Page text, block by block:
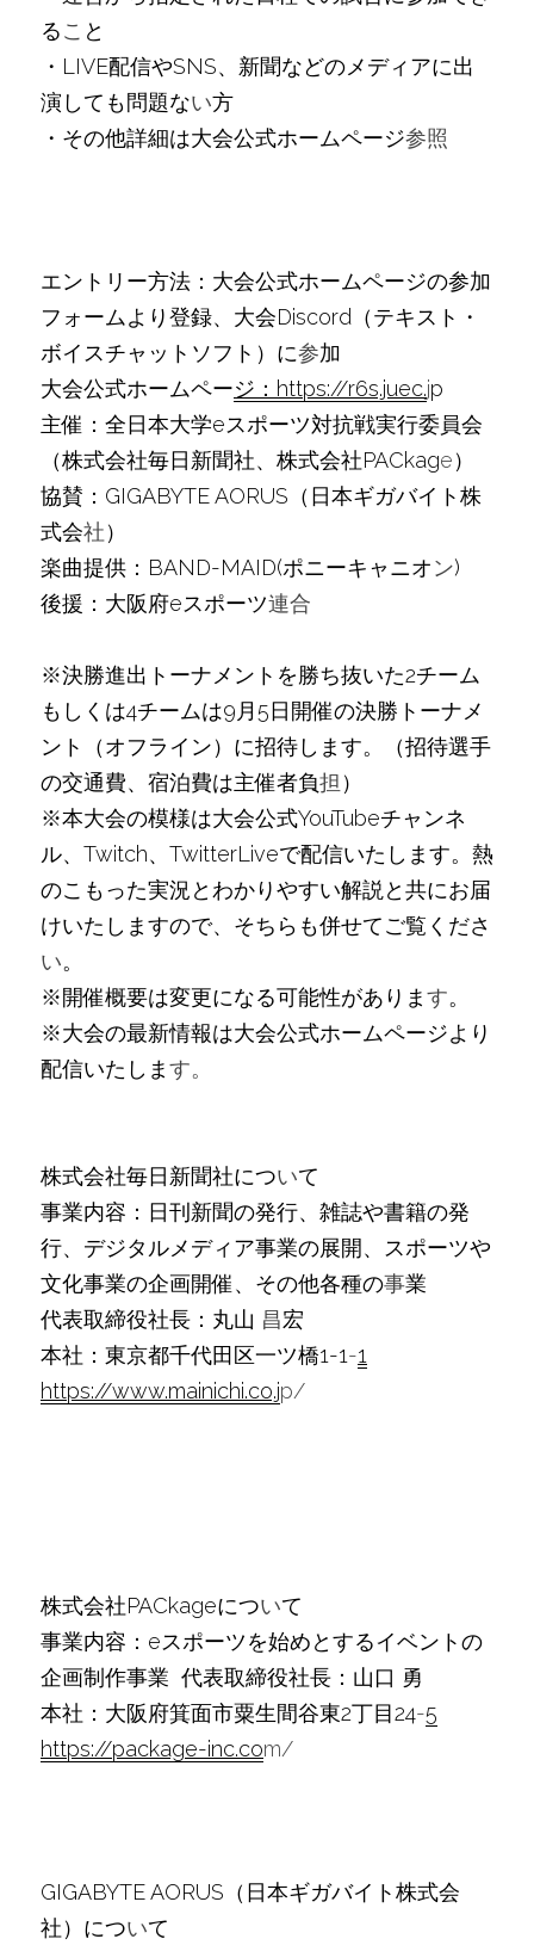
るこ と
・LIVE配信やSNS、新聞などのメディアに出
演しても問題ない方
・その他詳細は大会公式ホームページ参照
エントリー方法：大会公式ホームページの参加
フォームより登録、大会Discord（テキスト・
ボイスチャットソフト）に参加
大会公式ホームページ：https://r6s.juec.jp
主催：全日本大学eスポーツ対抗戦実行委員会
（株式会社毎日新聞社、株式会社PACkage）
協賛：GIGABYTE AORUS（⽇本ギガバイト株
式会社）
​楽曲提供：BAND-MAID(ポニーキャニオン)
後援：大阪府eスポーツ連合
※決勝進出トーナメントを勝ち抜いた2チーム
もしくは4チームは9⽉5日開催の決勝トーナメ
ント（オフライン）に招待します。（招待選⼿
の交通費、宿泊費は主催者負担 ）
※本⼤会の模様は⼤会公式YouTubeチャンネ
ル、Twitch、TwitterLiveで配信いたします。熱
のこもった実況とわかりやすい解説と共にお届
けいたしますので、そちらも併せてご覧くださ
い。
※開催概要は変更になる可能性があります。
※大会の最新情報は大会公式ホームページより
配信いたします。
株式会社毎日新聞社について
事業内容：⽇刊新聞の発⾏、雑誌や書籍の発
⾏、デジタルメディア事業の展開、スポーツや
⽂化事業の企画開催、その他各種の事業
代表取締役社⻑：丸⼭ 昌宏
本社：東京都千代⽥区⼀ツ橋1-1-1
https://www.mainichi.co.jp/
株式会社PACkageについて
事業内容：eスポーツを始めとするイベントの
企画制作事業  代表取締役社⻑：⼭⼝ 勇
本社：⼤阪府箕⾯市粟⽣間⾕東2丁⽬24-5
https://package-inc.com/
GIGABYTE AORUS（⽇本ギガバイト株式会
社）について